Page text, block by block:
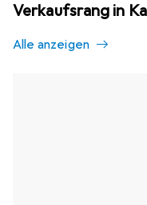
Verkaufsrang in
Alle anzeigen